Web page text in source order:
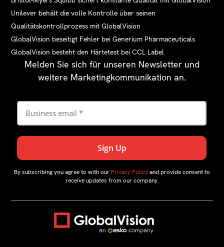
Unilever behält die volle Kontrolle über seinen
Qualitätskontrollprozess mit GlobalVision
GlobalVision beseitigt Fehler bei Generium Pharmaceuticals
GlobalVision besteht den Härtetest bei CCL Label
Melden Sie sich für unseren Newsletter und
weitere Marketingkommunikation an.
By subscribing you agree to with our Privacy Policyand provide consent to
receive updates from our company.